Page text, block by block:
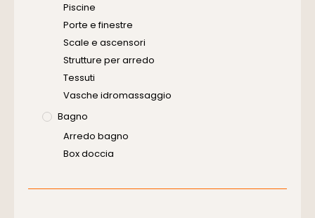
Piscine
Porte e finestre
Scale e ascensori
Strutture per arredo
Tessuti
Vasche idromassaggio
Bagno
Arredo bagno
Box doccia
Placche di comando per wc